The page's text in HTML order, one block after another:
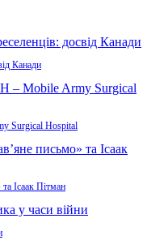
Канади
Surgical Hospital
Ісаак Пітман